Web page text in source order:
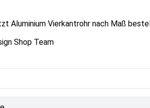
Aluminium Vierkantrohr nach Maß
Shop Team